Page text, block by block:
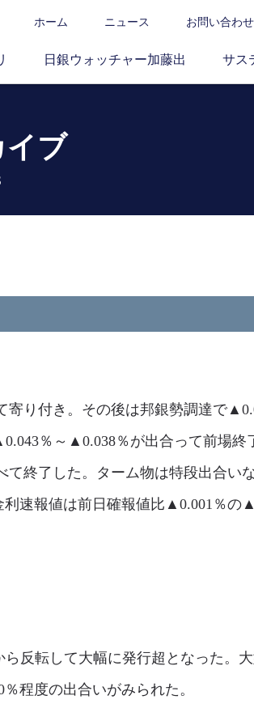
ホーム ニュース お問い合わせ
日銀ウォッチャー加藤出 サス
イブ
り付き。その後は邦銀勢調達で
％～▲0.038％が出合って前場終
て終了した。ターム物は特段出合い
速報値は前日確報値比▲0.001％の
反転して大幅に発行超となった。
程度の出合いがみられた。